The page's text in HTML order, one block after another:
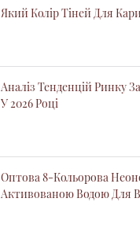
Який Колір Тіней Для
Аналіз Тенденцій Ринку
У 2026 Році
Оптова 8-Кольорова
Активованою Водою Для